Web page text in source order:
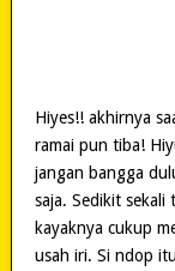
Hiyes!! akhirnya
ramai pun tiba!
jangan bangga
saja. Sedikit
kayaknya cukup
usah iri. Si ndop